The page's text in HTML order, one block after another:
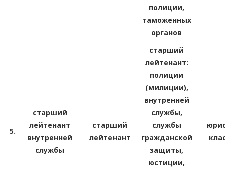
полиции,
таможенных
органов
5.
старший
лейтенант
внутренней
службы
старший
лейтенант
старший
лейтенант:
полиции
(милиции),
внутренней
службы,
службы
гражданской
защиты,
юстиции,